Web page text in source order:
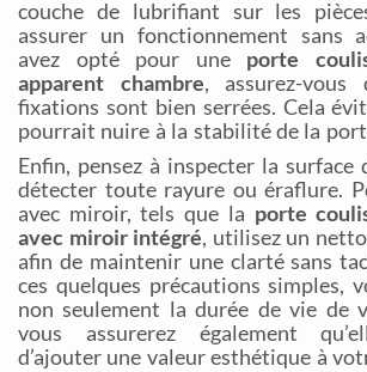
couche de lubrifiant sur les
assurer un fonctionnement sans
avez opté pour une porte
apparent chambre, assurez-
fixations sont bien serrées. Cela
pourrait nuire à la stabilité de la
Enfin, pensez à inspecter la
détecter toute rayure ou éraflure.
avec miroir, tels que la porte
avec miroir intégré, utilisez un
afin de maintenir une clarté sans
ces quelques précautions simples,
non seulement la durée de vie de
vous assurerez également
d’ajouter une valeur esthétique à